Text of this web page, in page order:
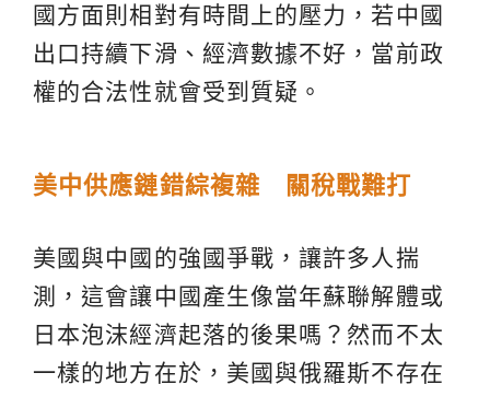
國方面則相對有時間上的壓力，若中國
出口持續下滑、經濟數據不好，當前政
權的合法性就會受到質疑。
美中供應鏈錯綜複雜 關稅戰難打
美國與中國的強國爭戰，讓許多人揣
測，這會讓中國產生像當年蘇聯解體或
日本泡沫經濟起落的後果嗎？然而不太
一樣的地方在於，美國與俄羅斯不存在